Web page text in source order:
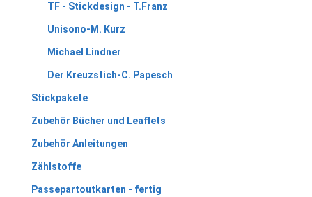
TF - Stickdesign - T.Franz
Unisono-M. Kurz
Michael Lindner
Der Kreuzstich-C. Papesch
Stickpakete
Zubehör Bücher und Leaflets
Zubehör Anleitungen
Zählstoffe
Passepartoutkarten - fertig